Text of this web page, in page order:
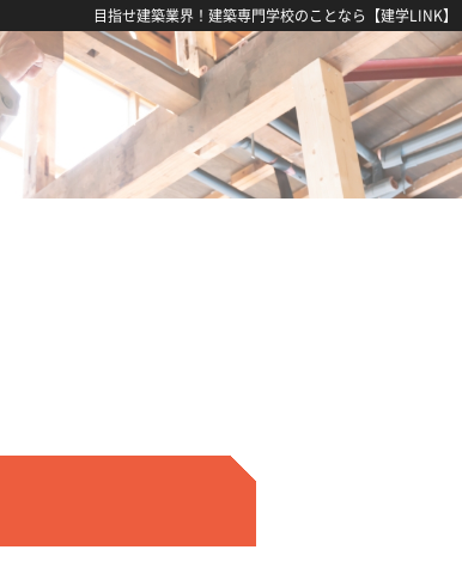
目指せ建築業界！建築専門学校のことなら【建学LINK】